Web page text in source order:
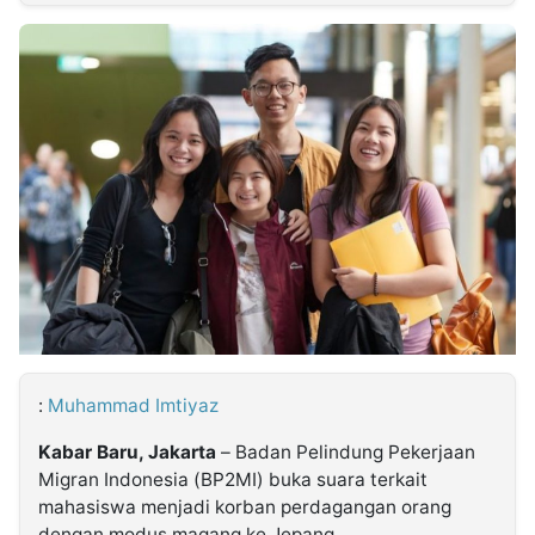
INDONESIA
Insight
NTB
Suara
Time
Lens
IDN
Daily
Jogja
Jalan
Rakyat
Idealita
News
Kita
Notice
Dinamikapost.com
Radar
Baru
Seedbacklink
Follow
Kabarbaru
: Muhammad Imtiyaz
Kabar Baru, Jakarta – Badan Pelindung Pekerjaan
Migran Indonesia (BP2MI) buka suara terkait
mahasiswa menjadi korban perdagangan orang